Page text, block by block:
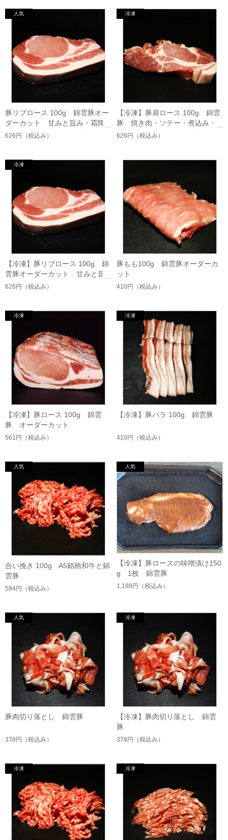
豚リブロース 100g 錦雲豚オー
ダーカット 甘みと旨み・霜降
りロース・とんかつ・生姜焼
626円 （税込み）
【冷凍】豚肩ロース 100g 錦雲
豚 焼き肉・ソテー・煮込み・
濃厚な味わい・贈答・プレゼン
626円 （税込み）
【冷凍】豚リブロース 100g 錦
雲豚オーダーカット 甘みと旨
み・霜降りロース・とんかつ・
626円 （税込み）
豚もも100g 錦雲豚オーダーカ
ット
410円 （税込み）
【冷凍】豚ロース 100g 錦雲
豚 オーダーカット
561円 （税込み）
【冷凍】豚バラ 100g 錦雲豚
410円 （税込み）
合い挽き 100g A5銘柄和牛と錦
雲豚
594円 （税込み）
【冷凍】豚ロースの味噌漬け150
g 1枚 錦雲豚
1,188円 （税込み）
豚肉切り落とし 錦雲豚
378円 （税込み）
【冷凍】豚肉切り落とし 錦雲
豚
378円 （税込み）